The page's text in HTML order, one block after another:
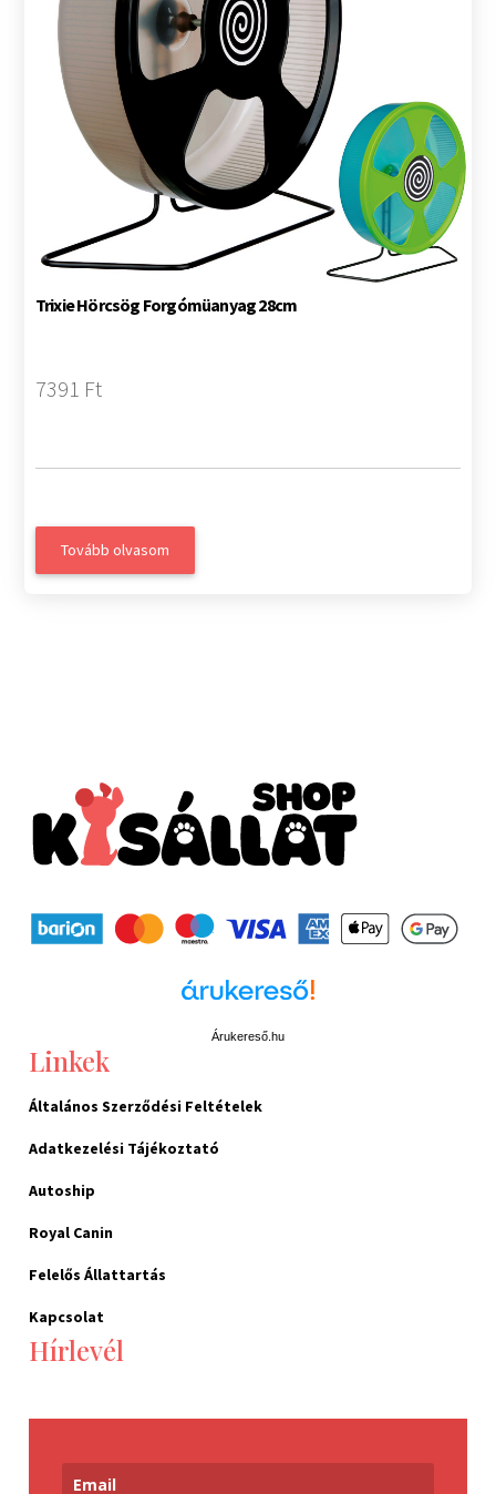
Trixie Hörcsög Forgómüanyag 28cm
7391 Ft
Tovább olvasom
Árukereső.hu
Linkek
Általános Szerződési Feltételek
Adatkezelési Tájékoztató
Autoship
Royal Canin
Felelős Állattartás
Kapcsolat
Hírlevél